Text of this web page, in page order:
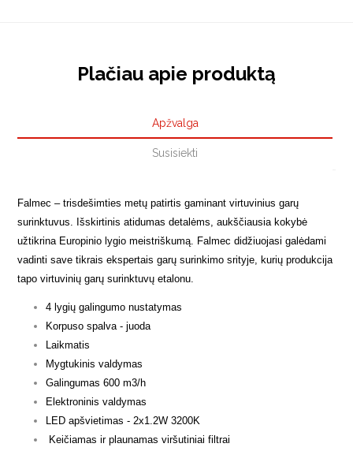
Plačiau apie produktą
Apžvalga
Susisiekti
Falmec – trisdešimties metų patirtis gaminant virtuvinius garų
surinktuvus. Išskirtinis atidumas detalėms, aukščiausia kokybė
užtikrina Europinio lygio meistriškumą. Falmec didžiuojasi galėdami
vadinti save tikrais ekspertais garų surinkimo srityje, kurių produkcija
tapo virtuvinių garų surinktuvų etalonu.
4 lygių galingumo nustatymas
Korpuso spalva - juoda
Laikmatis
Mygtukinis valdymas
Galingumas 600 m3/h
Elektroninis valdymas
LED apšvietimas - 2x1.2W 3200K
Keičiamas ir plaunamas viršutiniai filtrai